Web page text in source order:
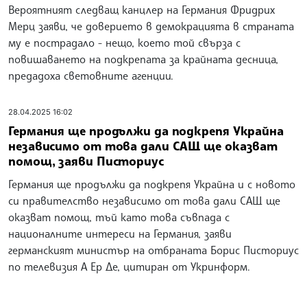
Вероятният следващ канцлер на Германия Фридрих
Мерц заяви, че доверието в демокрацията в страната
му е пострадало - нещо, което той свърза с
повишаването на подкрепата за крайната десница,
предадоха световните агенции.
28.04.2025 16:02
Германия ще продължи да подкрепя Украйна
независимо от това дали САЩ ще оказват
помощ, заяви Писториус
Германия ще продължи да подкрепя Украйна и с новото
си правителство независимо от това дали САЩ ще
оказват помощ, тъй като това съвпада с
националните интереси на Германия, заяви
германският министър на отбраната Борис Писториус
по телевизия А Ер Де, цитиран от Укринформ.